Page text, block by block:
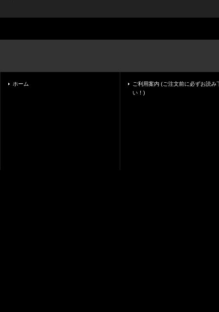
ホーム
ご利用案内 (ご注文前に必ずお読み
い！)